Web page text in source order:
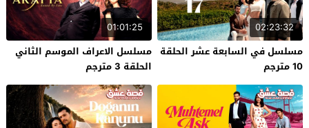
02:23:32
مسلسل في السابعة عشر الحلقة
10 مترجم
01:01:25
مسلسل الاعراف الموسم الثاني
الحلقة 3 مترجم